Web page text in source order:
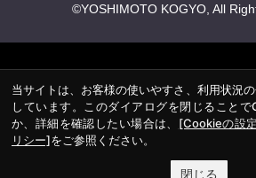
©YOSHIMOTO KOGYO, All
当サイトは、お客様の使いやすさ、利用状況
しています。このダイアログを閉じること
か、詳細を確認したい場合は、 [Cookieの設
リシー]をご参照ください。
閉じる